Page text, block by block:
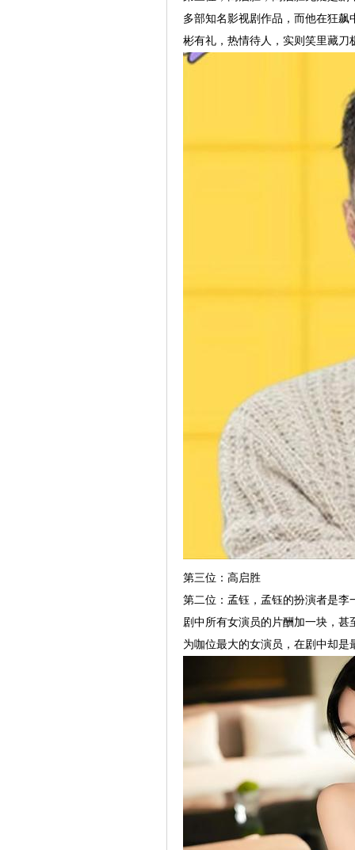
多部知名影视剧作品，而他在狂
彬有礼，热情待人，实则笑里藏
第三位：高启胜
第二位：孟钰，孟钰的扮演者是李
剧中所有女演员的片酬加一块，
为咖位最大的女演员，在剧中却